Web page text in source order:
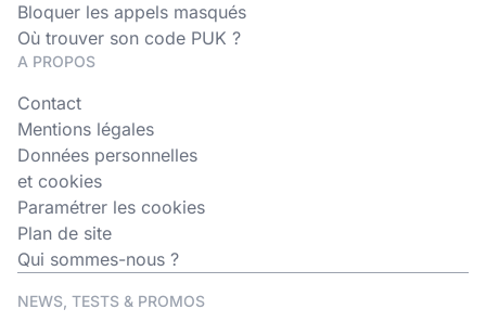
Bloquer les appels masqués
Où trouver son code PUK ?
A PROPOS
Contact
Mentions légales
Données personnelles
et cookies
Paramétrer les cookies
Plan de site
Qui sommes-nous ?
NEWS, TESTS & PROMOS